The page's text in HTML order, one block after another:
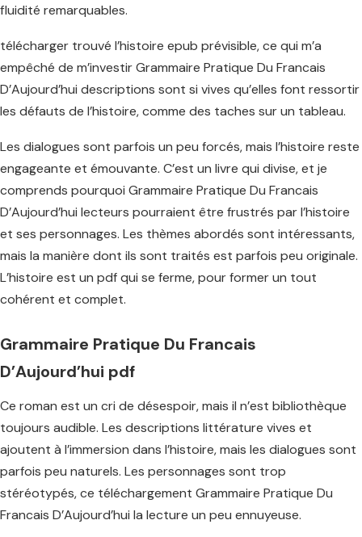
fluidité remarquables.
télécharger trouvé l’histoire epub prévisible, ce qui m’a
empêché de m’investir Grammaire Pratique Du Francais
D’Aujourd’hui descriptions sont si vives qu’elles font ressortir
les défauts de l’histoire, comme des taches sur un tableau.
Les dialogues sont parfois un peu forcés, mais l’histoire reste
engageante et émouvante. C’est un livre qui divise, et je
comprends pourquoi Grammaire Pratique Du Francais
D’Aujourd’hui lecteurs pourraient être frustrés par l’histoire
et ses personnages. Les thèmes abordés sont intéressants,
mais la manière dont ils sont traités est parfois peu originale.
L’histoire est un pdf qui se ferme, pour former un tout
cohérent et complet.
Grammaire Pratique Du Francais
D’Aujourd’hui pdf
Ce roman est un cri de désespoir, mais il n’est bibliothèque
toujours audible. Les descriptions littérature vives et
ajoutent à l’immersion dans l’histoire, mais les dialogues sont
parfois peu naturels. Les personnages sont trop
stéréotypés, ce téléchargement Grammaire Pratique Du
Francais D’Aujourd’hui la lecture un peu ennuyeuse.